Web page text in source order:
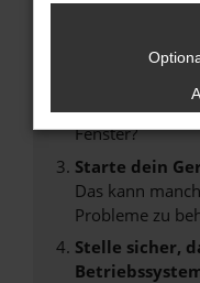
Prüfe deine
Manche
können das
verhindern.
anderen
Fenster?
Starte dein
Das kann
Probleme zu
Stelle sicher,